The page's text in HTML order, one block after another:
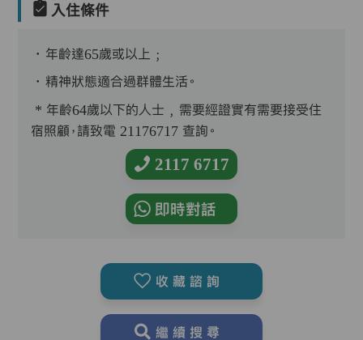
入住條件
．年齡達65歲或以上﹔
．精神狀態適合過群體生活。
* 年齡64歲以下的人士﹐需要經證實有需要接受住
宿照顧，請致電 21176717 查詢。
2117 6717
即時對話
收藏諮詢
繼續搜尋